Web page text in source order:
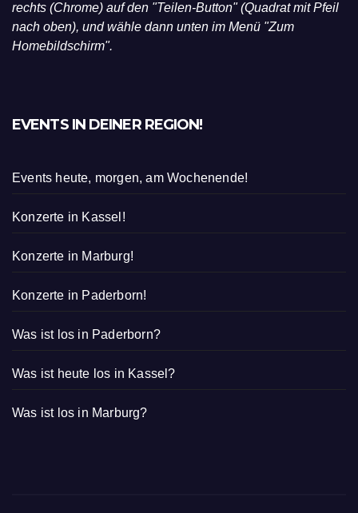
rechts (Chrome) auf den "Teilen-Button" (Quadrat mit Pfeil
nach oben), und wähle dann unten im Menü "Zum
Homebildschirm".
EVENTS IN DEINER REGION!
Events heute, morgen, am Wochenende!
Konzerte in Kassel!
Konzerte in Marburg!
Konzerte in Paderborn!
Was ist los in Paderborn?
Was ist heute los in Kassel?
Was ist los in Marburg?